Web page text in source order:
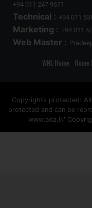
+94 011 247 9671
Technical : +94 011
Marketing : +94 011
Web Master :
WNL Home Home
Copyrights protected:
protected and can be
www.ada.lk'